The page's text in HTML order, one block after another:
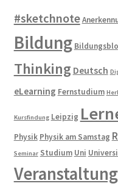
#sketchnote
Bildung
Thinking Deutsch
eLearning Fernstudium
Kursfindung Leipzig
Physik Physik am Samstag
Seminar Studium Uni
Veranstaltung